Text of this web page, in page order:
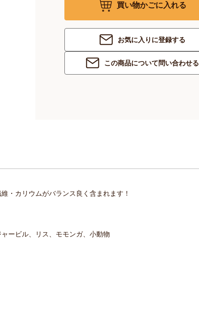
買い物かごに入れる
お気に入りに登録する
この商品について問い合わせる
・カリウムがバランス良く含まれます！
ービル、リス、モモンガ、小動物